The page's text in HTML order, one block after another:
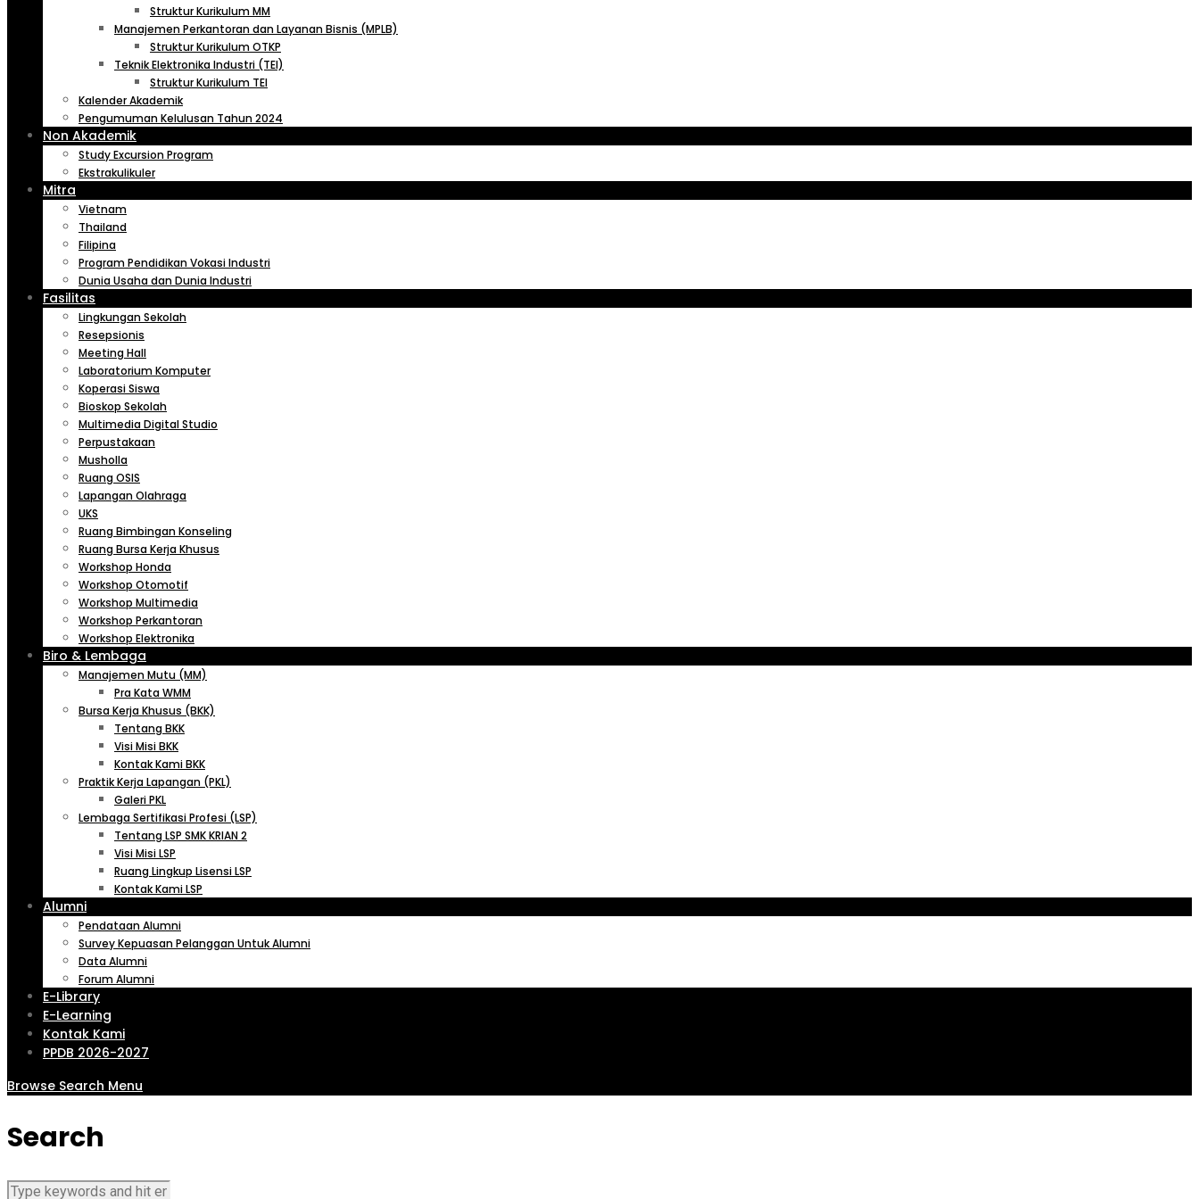
Struktur Kurikulum MM
Manajemen Perkantoran dan Layanan Bisnis (MPLB)
Struktur Kurikulum OTKP
Teknik Elektronika Industri (TEI)
Struktur Kurikulum TEI
Kalender Akademik
Pengumuman Kelulusan Tahun 2024
Non Akademik
Study Excursion Program
Ekstrakulikuler
Mitra
Vietnam
Thailand
Filipina
Program Pendidikan Vokasi Industri
Dunia Usaha dan Dunia Industri
Fasilitas
Lingkungan Sekolah
Resepsionis
Meeting Hall
Laboratorium Komputer
Koperasi Siswa
Bioskop Sekolah
Multimedia Digital Studio
Perpustakaan
Musholla
Ruang OSIS
Lapangan Olahraga
UKS
Ruang Bimbingan Konseling
Ruang Bursa Kerja Khusus
Workshop Honda
Workshop Otomotif
Workshop Multimedia
Workshop Perkantoran
Workshop Elektronika
Biro & Lembaga
Manajemen Mutu (MM)
Pra Kata WMM
Bursa Kerja Khusus (BKK)
Tentang BKK
Visi Misi BKK
Kontak Kami BKK
Praktik Kerja Lapangan (PKL)
Galeri PKL
Lembaga Sertifikasi Profesi (LSP)
Tentang LSP SMK KRIAN 2
Visi Misi LSP
Ruang Lingkup Lisensi LSP
Kontak Kami LSP
Alumni
Pendataan Alumni
Survey Kepuasan Pelanggan Untuk Alumni
Data Alumni
Forum Alumni
E-Library
E-Learning
Kontak Kami
PPDB 2026-2027
Browse Search Menu
Search